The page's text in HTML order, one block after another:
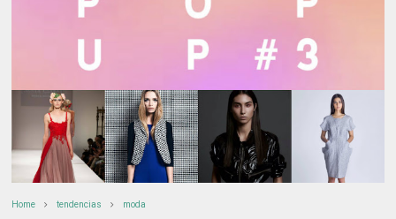
Home tendencias moda